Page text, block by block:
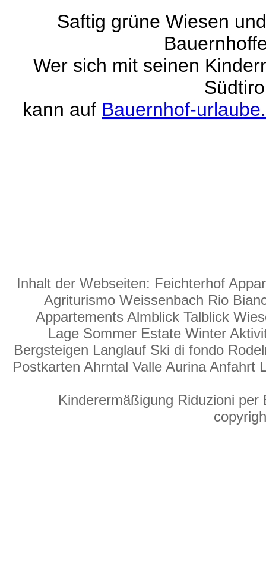
Saftig grüne Wiesen
Wer sich mit seinen
kann auf Bauernhof-
Inhalt der Webseiten: Feichterhof
Agriturismo Weissenbach Rio
Appartements Almblick Talblick
Lage Sommer Estate Winter
Bergsteigen Langlauf Ski di fondo
Postkarten Ahrntal Valle Aurina Anfahrt
Kinderermäßigung Riduzioni